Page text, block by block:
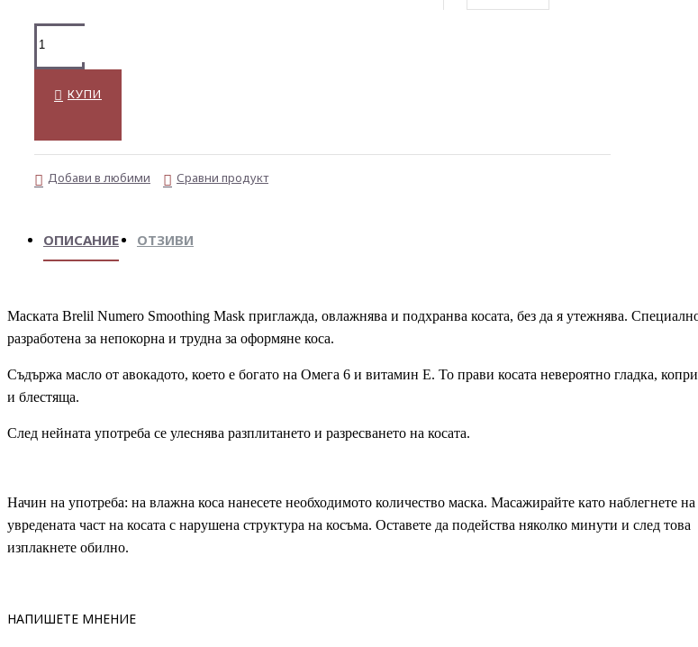
КУПИ
Добави в любими Сравни продукт
ОПИСАНИЕ ОТЗИВИ
Маската Brelil Numero Smoothing Mask приглажда, овлажнява и подхранва косата, без да я утежнява.
разработена за непокорна и трудна за оформяне коса.
Съдържа масло от авокадото, което е богато на Омега 6 и витамин Е. То прави косата невероятно гладка,
и блестяща.
След нейната употреба се улеснява разплитането и разресването на косата.
Начин на употреба: на влажна коса нанесете необходимото количество маска. Масажирайте като наблегнете на
увредената част на косата с нарушена структура на косъма. Оставете да подейства няколко минути и след това
изплакнете обилно.
НАПИШЕТЕ МНЕНИЕ